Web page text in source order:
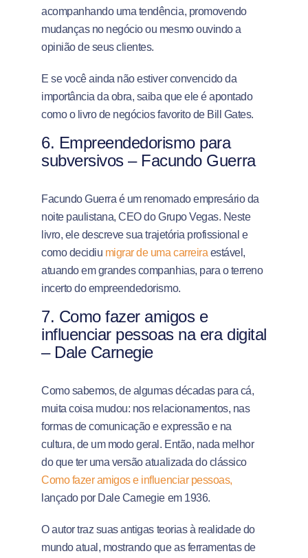
acompanhando uma tendência, promovendo
mudanças no negócio ou mesmo ouvindo a
opinião de seus clientes.
E se você ainda não estiver convencido da
importância da obra, saiba que ele é apontado
como o livro de negócios favorito de Bill Gates.
6. Empreendedorismo para
subversivos – Facundo Guerra
Facundo Guerra é um renomado empresário da
noite paulistana, CEO do Grupo Vegas. Neste
livro, ele descreve sua trajetória profissional e
como decidiu migrar de uma carreira estável,
atuando em grandes companhias, para o terreno
incerto do empreendedorismo.
7. Como fazer amigos e
influenciar pessoas na era digital
– Dale Carnegie
Como sabemos, de algumas décadas para cá,
muita coisa mudou: nos relacionamentos, nas
formas de comunicação e expressão e na
cultura, de um modo geral. Então, nada melhor
do que ter uma versão atualizada do clássico
Como fazer amigos e influenciar pessoas,
lançado por Dale Carnegie em 1936.
O autor traz suas antigas teorias à realidade do
mundo atual, mostrando que as ferramentas de